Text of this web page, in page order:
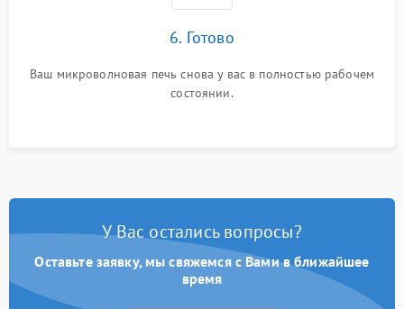
6. Готово
Ваш микроволновая печь снова у вас в полностью рабочем
состоянии.
У Вас остались вопросы?
Оставьте заявку, мы свяжемся с Вами в ближайшее
время